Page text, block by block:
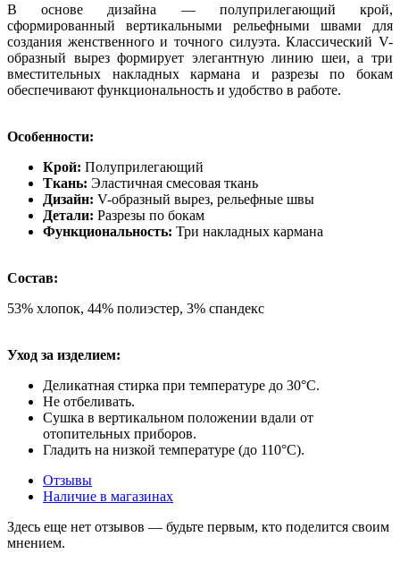
В основе дизайна — полуприлегающий крой,
сформированный вертикальными рельефными швами для
создания женственного и точного силуэта. Классический V-
образный вырез формирует элегантную линию шеи, а три
вместительных накладных кармана и разрезы по бокам
обеспечивают функциональность и удобство в работе.
Особенности:
Крой: Полуприлегающий
Ткань: Эластичная смесовая ткань
Дизайн: V-образный вырез, рельефные швы
Детали: Разрезы по бокам
Функциональность: Три накладных кармана
Состав:
53% хлопок, 44% полиэстер, 3% спандекс
Уход за изделием:
Деликатная стирка при температуре до 30°C.
Не отбеливать.
Сушка в вертикальном положении вдали от
отопительных приборов.
Гладить на низкой температуре (до 110°C).
Отзывы
Наличие в магазинах
Здесь еще нет отзывов — будьте первым, кто поделится своим
мнением.